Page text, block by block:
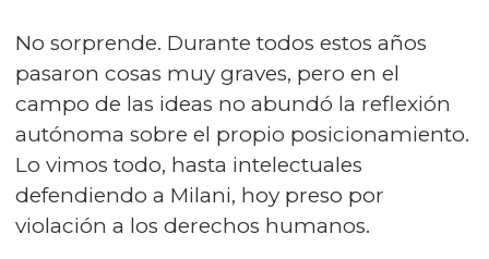
No sorprende. Durante todos estos años
pasaron cosas muy graves, pero en el
campo de las ideas no abundó la reflexión
autónoma sobre el propio posicionamiento.
Lo vimos todo, hasta intelectuales
defendiendo a Milani, hoy preso por
violación a los derechos humanos.